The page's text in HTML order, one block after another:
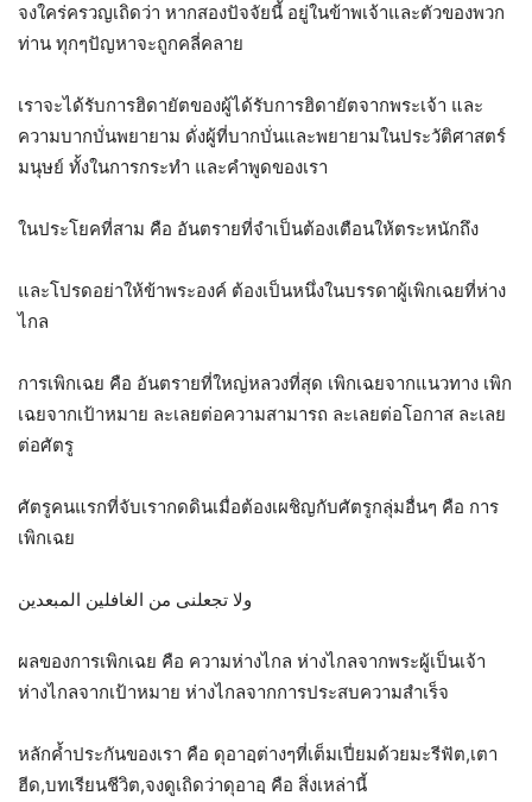
จงใคร่ครวญเถิดว่า หากสองปัจจัยนี้ อยู่ในข้าพเจ้าและตัวของพวก
ท่าน ทุกๆปัญหาจะถูกคลี่คลาย
เราจะได้รับการฮิดายัตของผู้ได้รับการฮิดายัตจากพระเจ้า และ
ความบากบั่นพยายาม ดั่งผู้ที่บากบั่นและพยายามในประวัติศาสตร์
มนุษย์ ทั้งในการกระทำ และคำพูดของเรา
ในประโยคที่สาม คือ อันตรายที่จำเป็นต้องเตือนให้ตระหนักถึง
และโปรดอย่าให้ข้าพระองค์ ต้องเป็นหนึ่งในบรรดาผู้เพิกเฉยที่ห่าง
ไกล
การเพิกเฉย คือ อันตรายที่ใหญ่หลวงที่สุด เพิกเฉยจากแนวทาง เพิก
เฉยจากเป้าหมาย ละเลยต่อความสามารถ ละเลยต่อโอกาส ละเลย
ต่อศัตรู
ศัตรูคนแรกที่จับเรากดดินเมื่อต้องเผชิญกับศัตรูกลุ่มอื่นๆ คือ การ
เพิกเฉย
ولا تجعلنی من الغافلین المبعدین
ผลของการเพิกเฉย คือ ความห่างไกล ห่างไกลจากพระผู้เป็นเจ้า
ห่างไกลจากเป้าหมาย ห่างไกลจากการประสบความสำเร็จ
หลักค้ำประกันของเรา คือ ดุอาอฺต่างๆที่เต็มเปี่ยมด้วยมะรีฟัต,เตา
ฮีด,บทเรียนชีวิต,จงดูเถิดว่าดุอาอฺ คือ สิ่งเหล่านี้